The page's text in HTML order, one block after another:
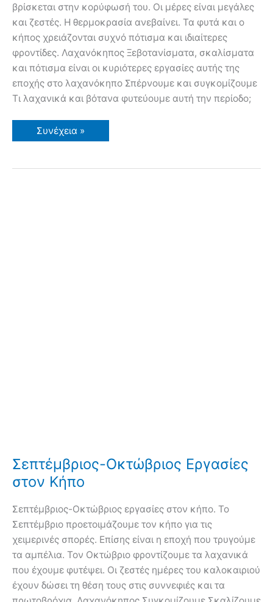
βρίσκεται στην κορύφωσή του. Οι μέρες είναι μεγάλες
και ζεστές. Η θερμοκρασία ανεβαίνει. Τα φυτά και ο
κήπος χρειάζονται συχνό πότισμα και ιδιαίτερες
φροντίδες. Λαχανόκηπος Ξεβοτανίσματα, σκαλίσματα
και πότισμα είναι οι κυριότερες εργασίες αυτής της
εποχής στο λαχανόκηπο Σπέρνουμε και συγκομίζουμε
Τι λαχανικά και βότανα φυτεύουμε αυτή την περίοδο;
Ιούλιος-
Αύγουστος
Κήπο
Συνέχεια »
Σεπτέμβριος-Οκτώβριος Εργασίες
στον Κήπο
Σεπτέμβριος-Οκτώβριος εργασίες στον κήπο. Το
Σεπτέμβριο προετοιμάζουμε τον κήπο για τις
χειμερινές σπορές. Επίσης είναι η εποχή που τρυγούμε
τα αμπέλια. Τον Οκτώβριο φροντίζουμε τα λαχανικά
που έχουμε φυτέψει. Οι ζεστές ημέρες του καλοκαιριού
έχουν δώσει τη θέση τους στις συννεφιές και τα